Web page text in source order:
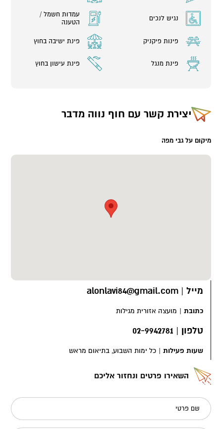
נגיש לנכים
עמדות חשמל /
הטענה
פינות פיקניק פינת ישיבה בחוץ
פינת מנגל פינת עישון בחוץ
יצירת קשר עם חוף נווה מדבר
מיקום על גבי מפה
מייל |
alonlavi84@gmail.com
כתובת | מועצה אזורית מגילות
טלפון |
02-9942781
שעות פעילות | כל ימות השבוע, בתיאום מראש
השאירו פרטים ונחזור אליכם
שם פרטי